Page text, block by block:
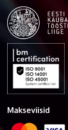
Makseviisid